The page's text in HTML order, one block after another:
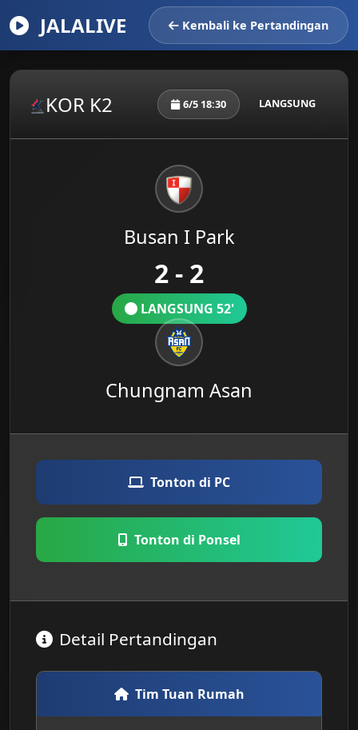
JALALIVE Kembali ke Pertandingan
KOR K2 6/5 18:30 LANGSUNG
Busan I Park
2 - 2
LANGSUNG 52'
Chungnam Asan
Tonton di PC
Tonton di Ponsel
Detail Pertandingan
Tim Tuan Rumah